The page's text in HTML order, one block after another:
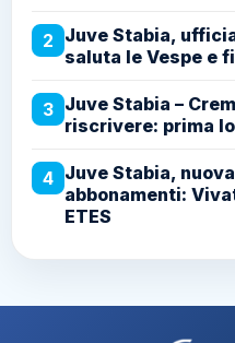
2 Juve Stabia,
saluta le Vespe e
3 Juve Stabia –
riscrivere: prima
4 Juve Stabia,
abbonamenti:
ETES